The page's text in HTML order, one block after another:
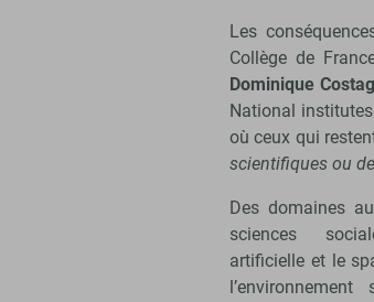
Les
Collège de
Dominique
National
où ceux qui
scientifiques ou
Des domaines
sciences
artificielle et le